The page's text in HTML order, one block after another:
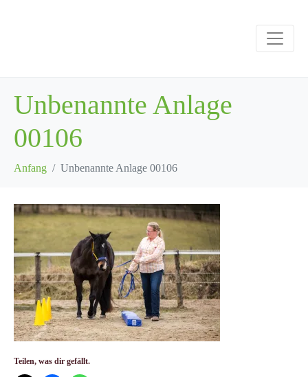
Unbenannte Anlage
00106
Anfang Unbenannte Anlage 00106
Teilen, was dir gefällt.